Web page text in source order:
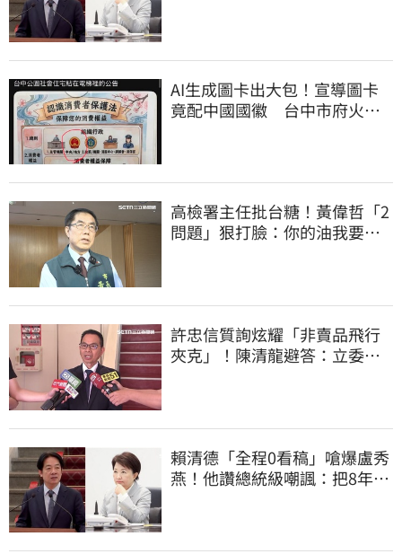
AI生成圖卡出大包！宣導圖卡
竟配中國國徽 台中市府火速
高檢署主任批台糖！黃偉哲「2
問題」狠打臉：你的油我要通
許忠信質詢炫耀「非賣品飛行
夾克」！陳清龍避答：立委質
賴清德「全程0看稿」嗆爆盧秀
燕！他讚總統級嘲諷：把8年總